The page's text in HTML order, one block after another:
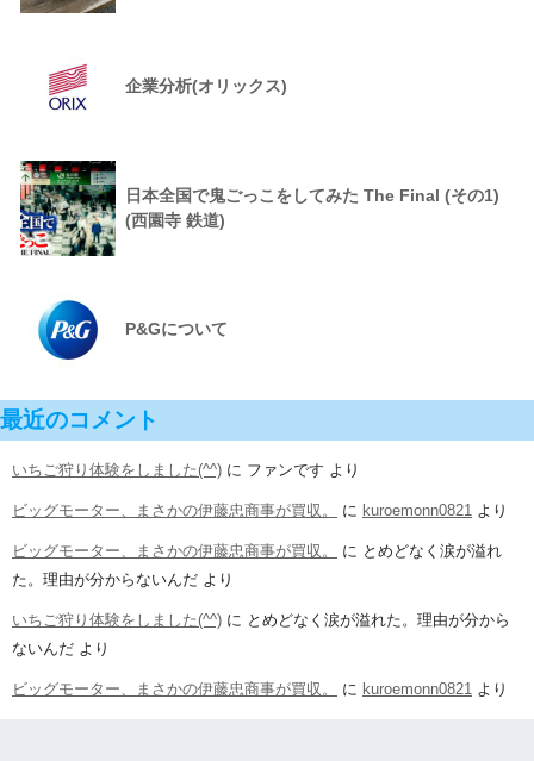
企業分析(オリックス)
日本全国で鬼ごっこをしてみた The Final (その1)
(西園寺 鉄道)
P&Gについて
最近のコメント
いちご狩り体験をしました(^^) に ファンです より
ビッグモーター、まさかの伊藤忠商事が買収。 に kuroemonn0821 より
ビッグモーター、まさかの伊藤忠商事が買収。 に とめどなく涙が溢れ
た。理由が分からないんだ より
いちご狩り体験をしました(^^) に とめどなく涙が溢れた。理由が分から
ないんだ より
ビッグモーター、まさかの伊藤忠商事が買収。 に kuroemonn0821 より